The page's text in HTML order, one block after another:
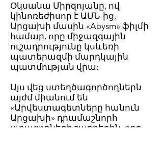
Օկսանա Միրզոյանը, ով
կինոռեժիսոր է ԱՄՆ-ից,
Արցախի մասին «Abysm» ֆիլմի
համար, որը միջազգային
ուշադրությունը կսևեռի
պատերազմի մարդկային
պատմության վրա։
Այս վեց ստեղծագործողներն
այժմ միանում են
«Արվեստագետները հանուն
Արցախի» դրամաշնորհ
ստացողների շարքերին, որը